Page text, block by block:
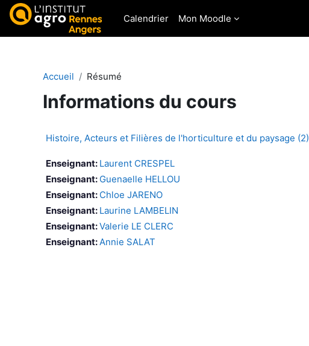
Passer au contenu principal
Calendrier
Mon Moodle
Accueil Résumé
Informations du cours
Histoire, Acteurs et Filières de l'horticulture et du paysage (2)
Enseignant: Laurent CRESPEL
Enseignant: Guenaelle HELLOU
Enseignant: Chloe JARENO
Enseignant: Laurine LAMBELIN
Enseignant:Valerie LE CLERC
Enseignant:Annie SALAT